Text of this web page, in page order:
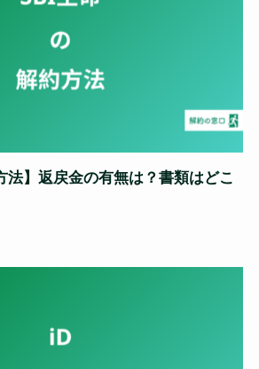
法】返戻金の有無は？書類はどこ